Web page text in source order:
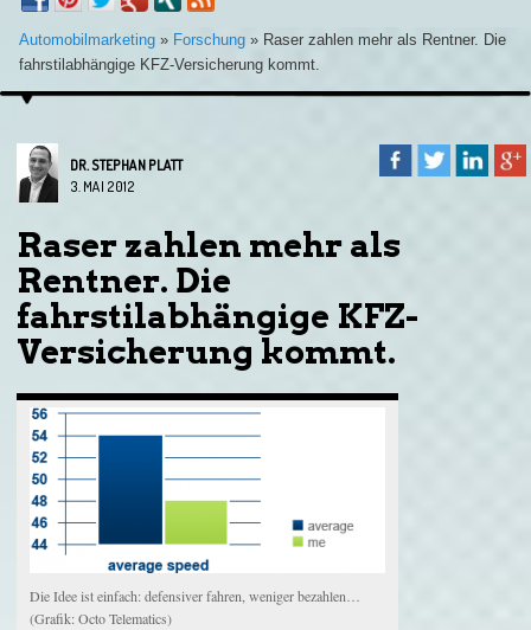
Automobilmarketing » Forschung » Raser zahlen mehr als Rentner. Die
fahrstilabhängige KFZ-Versicherung kommt.
DR. STEPHAN PLATT
3. MAI 2012
Raser zahlen mehr als
Rentner. Die
fahrstilabhängige KFZ-
Versicherung kommt.
Die Idee ist einfach: defensiver fahren, weniger bezahlen…
(Grafik: Octo Telematics)